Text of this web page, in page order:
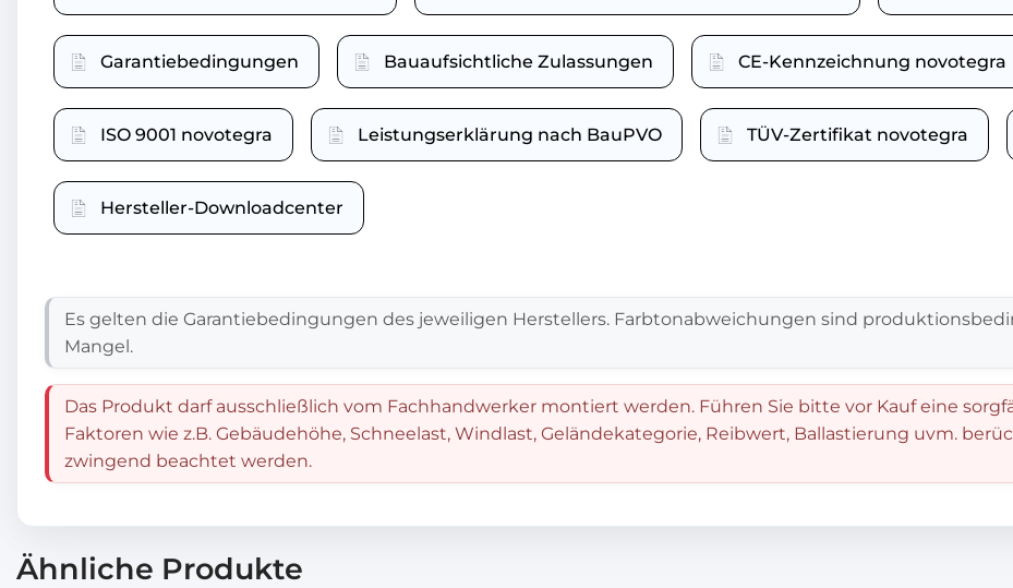
Garantiebedingungen Bauaufsichtliche Zulassungen CE-Kennzeichnung novotegra
ISO 9001 novotegra Leistungserklärung nach BauPVO TÜV-Zertifikat novotegra
Hersteller-Downloadcenter
Es gelten die Garantiebedingungen des jeweiligen Herstellers. Farbtonabweichungen sind
Mangel.
Das Produkt darf ausschließlich vom Fachhandwerker montiert werden. Führen Sie bitte vor Kauf eine
Faktoren wie z.B. Gebäudehöhe, Schneelast, Windlast, Geländekategorie, Reibwert, Ballastierung uvm.
zwingend beachtet werden.
Ähnliche Produkte